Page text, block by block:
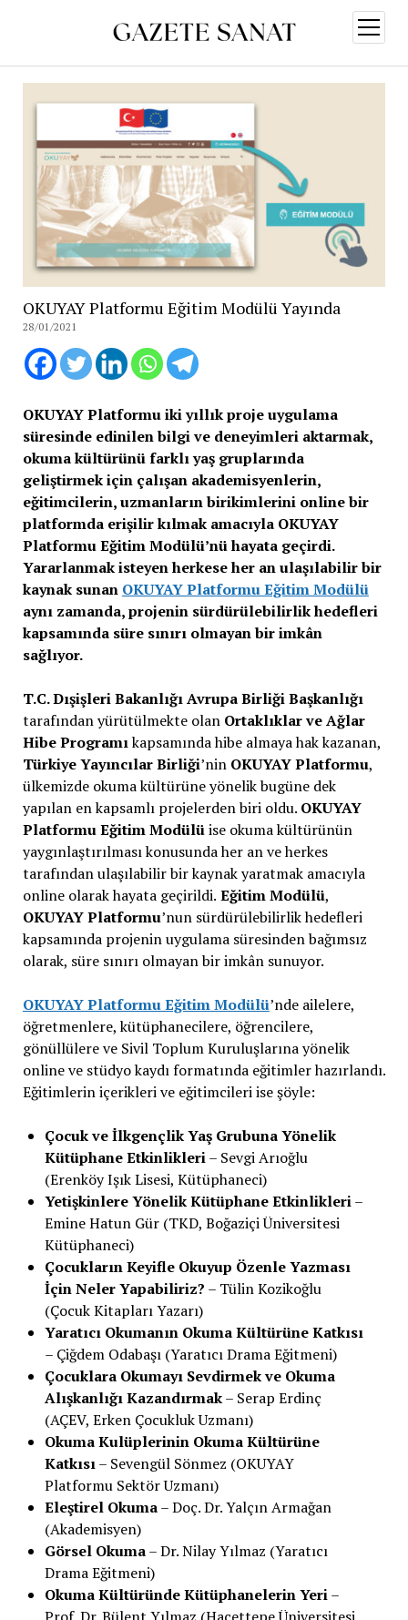
aç
OKUYAY Platformu Eğitim Modülü Yayında
28/01/2021
OKUYAY Platformu iki yıllık proje uygulama
süresinde edinilen bilgi ve deneyimleri aktarmak,
okuma kültürünü farklı yaş gruplarında
geliştirmek için çalışan akademisyenlerin,
eğitimcilerin, uzmanların birikimlerini online bir
platformda erişilir kılmak amacıyla OKUYAY
Platformu Eğitim Modülü’nü hayata geçirdi.
Yararlanmak isteyen herkese her an ulaşılabilir bir
kaynak sunan OKUYAY Platformu Eğitim Modülü
aynı zamanda, projenin sürdürülebilirlik hedefleri
kapsamında süre sınırı olmayan bir imkân
sağlıyor.
T.C. Dışişleri Bakanlığı Avrupa Birliği Başkanlığı
tarafından yürütülmekte olan Ortaklıklar ve Ağlar
Hibe Programıkapsamında hibe almaya hak kazanan,
Türkiye Yayıncılar Birliği’nin OKUYAY Platformu,
ülkemizde okuma kültürüne yönelik bugüne dek
yapılan en kapsamlı projelerden biri oldu. OKUYAY
Platformu Eğitim Modülüise okuma kültürünün
yaygınlaştırılması konusunda her an ve herkes
tarafından ulaşılabilir bir kaynak yaratmak amacıyla
online olarak hayata geçirildi. Eğitim Modülü,
OKUYAY Platformu’nun sürdürülebilirlik hedefleri
kapsamında projenin uygulama süresinden bağımsız
olarak, süre sınırı olmayan bir imkân sunuyor.
OKUYAY Platformu Eğitim Modülü’nde ailelere,
öğretmenlere, kütüphanecilere, öğrencilere,
gönüllülere ve Sivil Toplum Kuruluşlarına yönelik
online ve stüdyo kaydı formatında eğitimler hazırlandı.
Eğitimlerin içerikleri ve eğitimcileri ise şöyle:
Çocuk ve İlkgençlik Yaş Grubuna Yönelik
Kütüphane Etkinlikleri– Sevgi Arıoğlu
(Erenköy Işık Lisesi, Kütüphaneci)
Yetişkinlere Yönelik Kütüphane Etkinlikleri–
Emine Hatun Gür (TKD, Boğaziçi Üniversitesi
Kütüphaneci)
Çocukların Keyifle Okuyup Özenle Yazması
İçin Neler Yapabiliriz? – Tülin Kozikoğlu
(Çocuk Kitapları Yazarı)
Yaratıcı Okumanın Okuma Kültürüne Katkısı
– Çiğdem Odabaşı (Yaratıcı Drama Eğitmeni)
Çocuklara Okumayı Sevdirmek ve Okuma
Alışkanlığı Kazandırmak– Serap Erdinç
(AÇEV, Erken Çocukluk Uzmanı)
Okuma Kulüplerinin Okuma Kültürüne
Katkısı– Sevengül Sönmez (OKUYAY
Platformu Sektör Uzmanı)
Eleştirel Okuma– Doç. Dr. Yalçın Armağan
(Akademisyen)
Görsel Okuma– Dr. Nilay Yılmaz (Yaratıcı
Drama Eğitmeni)
Okuma Kültüründe Kütüphanelerin Yeri–